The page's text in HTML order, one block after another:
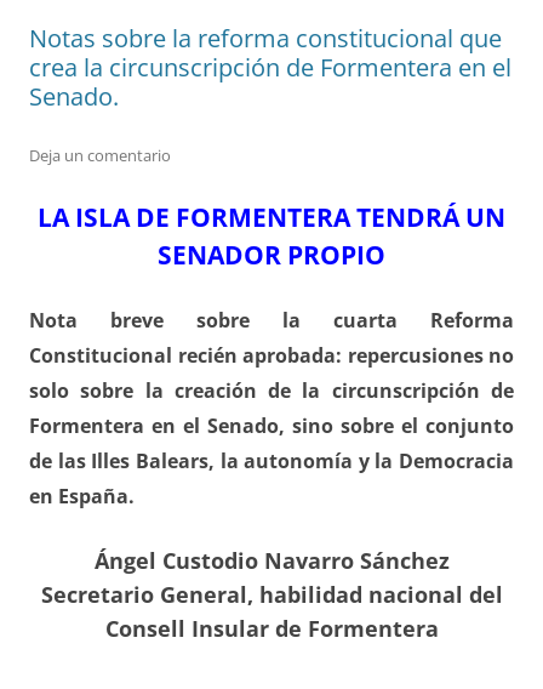
Notas sobre la reforma constitucional que
crea la circunscripción de Formentera en el
Senado.
Deja un comentario
LA ISLA DE FORMENTERA TENDRÁ UN
SENADOR PROPIO
Nota breve sobre la cuarta Reforma
Constitucional recién aprobada: repercusiones no
solo sobre la creación de la circunscripción de
Formentera en el Senado, sino sobre el conjunto
de las Illes Balears, la autonomía y la Democracia
en España.
Ángel Custodio Navarro Sánchez
Secretario General, habilidad nacional del
Consell Insular de Formentera